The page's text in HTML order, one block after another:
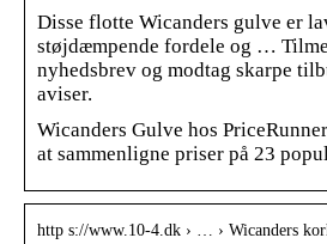
Disse flotte Wicanders gulve er
støjdæmpende fordele og …
nyhedsbrev og modtag skarpe
aviser.
Wicanders Gulve hos
at sammenligne priser på 23
http s://www.10-4.dk › … › Wicanders